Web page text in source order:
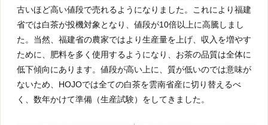
古いほど高い値段で売れるようになりました。これにより福建
省では白茶が投機対象となり、値段が10倍以上に高騰しまし
た。当然、福建省の農家ではより生産量を上げ、収入を増やす
ために、肥料を多く使用するようになり、お茶の品質は全体に
低下傾向にあります。値段が高い上に、質が低いのでは意味が
ないため、HOJOでは全ての白茶を雲南省産に切り替えるべ
く、数年かけて準備（生産試験）をしてきました。